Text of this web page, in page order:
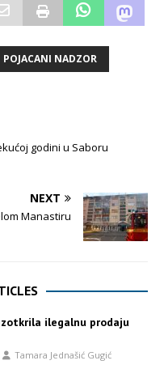
POJACANI NADZOR
godini u Saboru
NEXT
Manastiru
ilegalnu prodaju
Tamara Jednašić Gugić